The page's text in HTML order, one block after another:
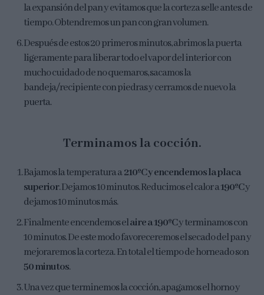
la expansión del pan y evitamos que la corteza selle antes de
tiempo. Obtendremos un pan con gran volumen.
Después de estos 20 primeros minutos, abrimos la puerta
ligeramente para liberar todo el vapor del interior con
mucho cuidado de no quemaros, sacamos la
bandeja/recipiente con piedras y cerramos de nuevo la
puerta.
Terminamos la cocción.
Bajamos la temperatura a210ºC y encendemos la placa
superior. Dejamos 10 minutos. Reducimos el calor a190ºCy
dejamos 10 minutos más.
Finalmente encendemos elaire a 190ºCy terminamos con
10 minutos. De este modo favoreceremos el secado del pan y
mejoraremos la corteza. En total el tiempo de horneado son
50 minutos.
Una vez que terminemos la cocción, apagamos el horno y